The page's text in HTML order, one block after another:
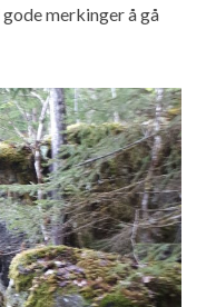
merkinger å gå